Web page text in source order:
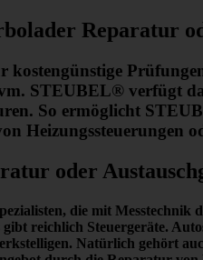
Reparatur
kostengünstige
STEUBEL® verfügt
So ermöglicht
Heizungssteuerungen
oder
die mit Messtechnik
reichlich Steuergeräte.
Natürlich gehört